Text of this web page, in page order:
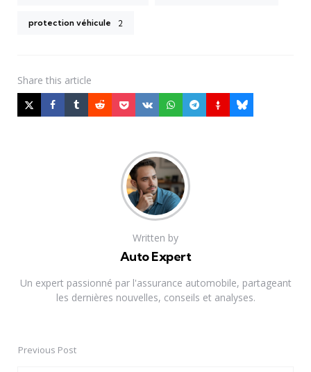
protection véhicule 2
Share this article
Written by
Auto Expert
Un expert passionné par l'assurance automobile, partageant
les dernières nouvelles, conseils et analyses.
PostPrevious Post